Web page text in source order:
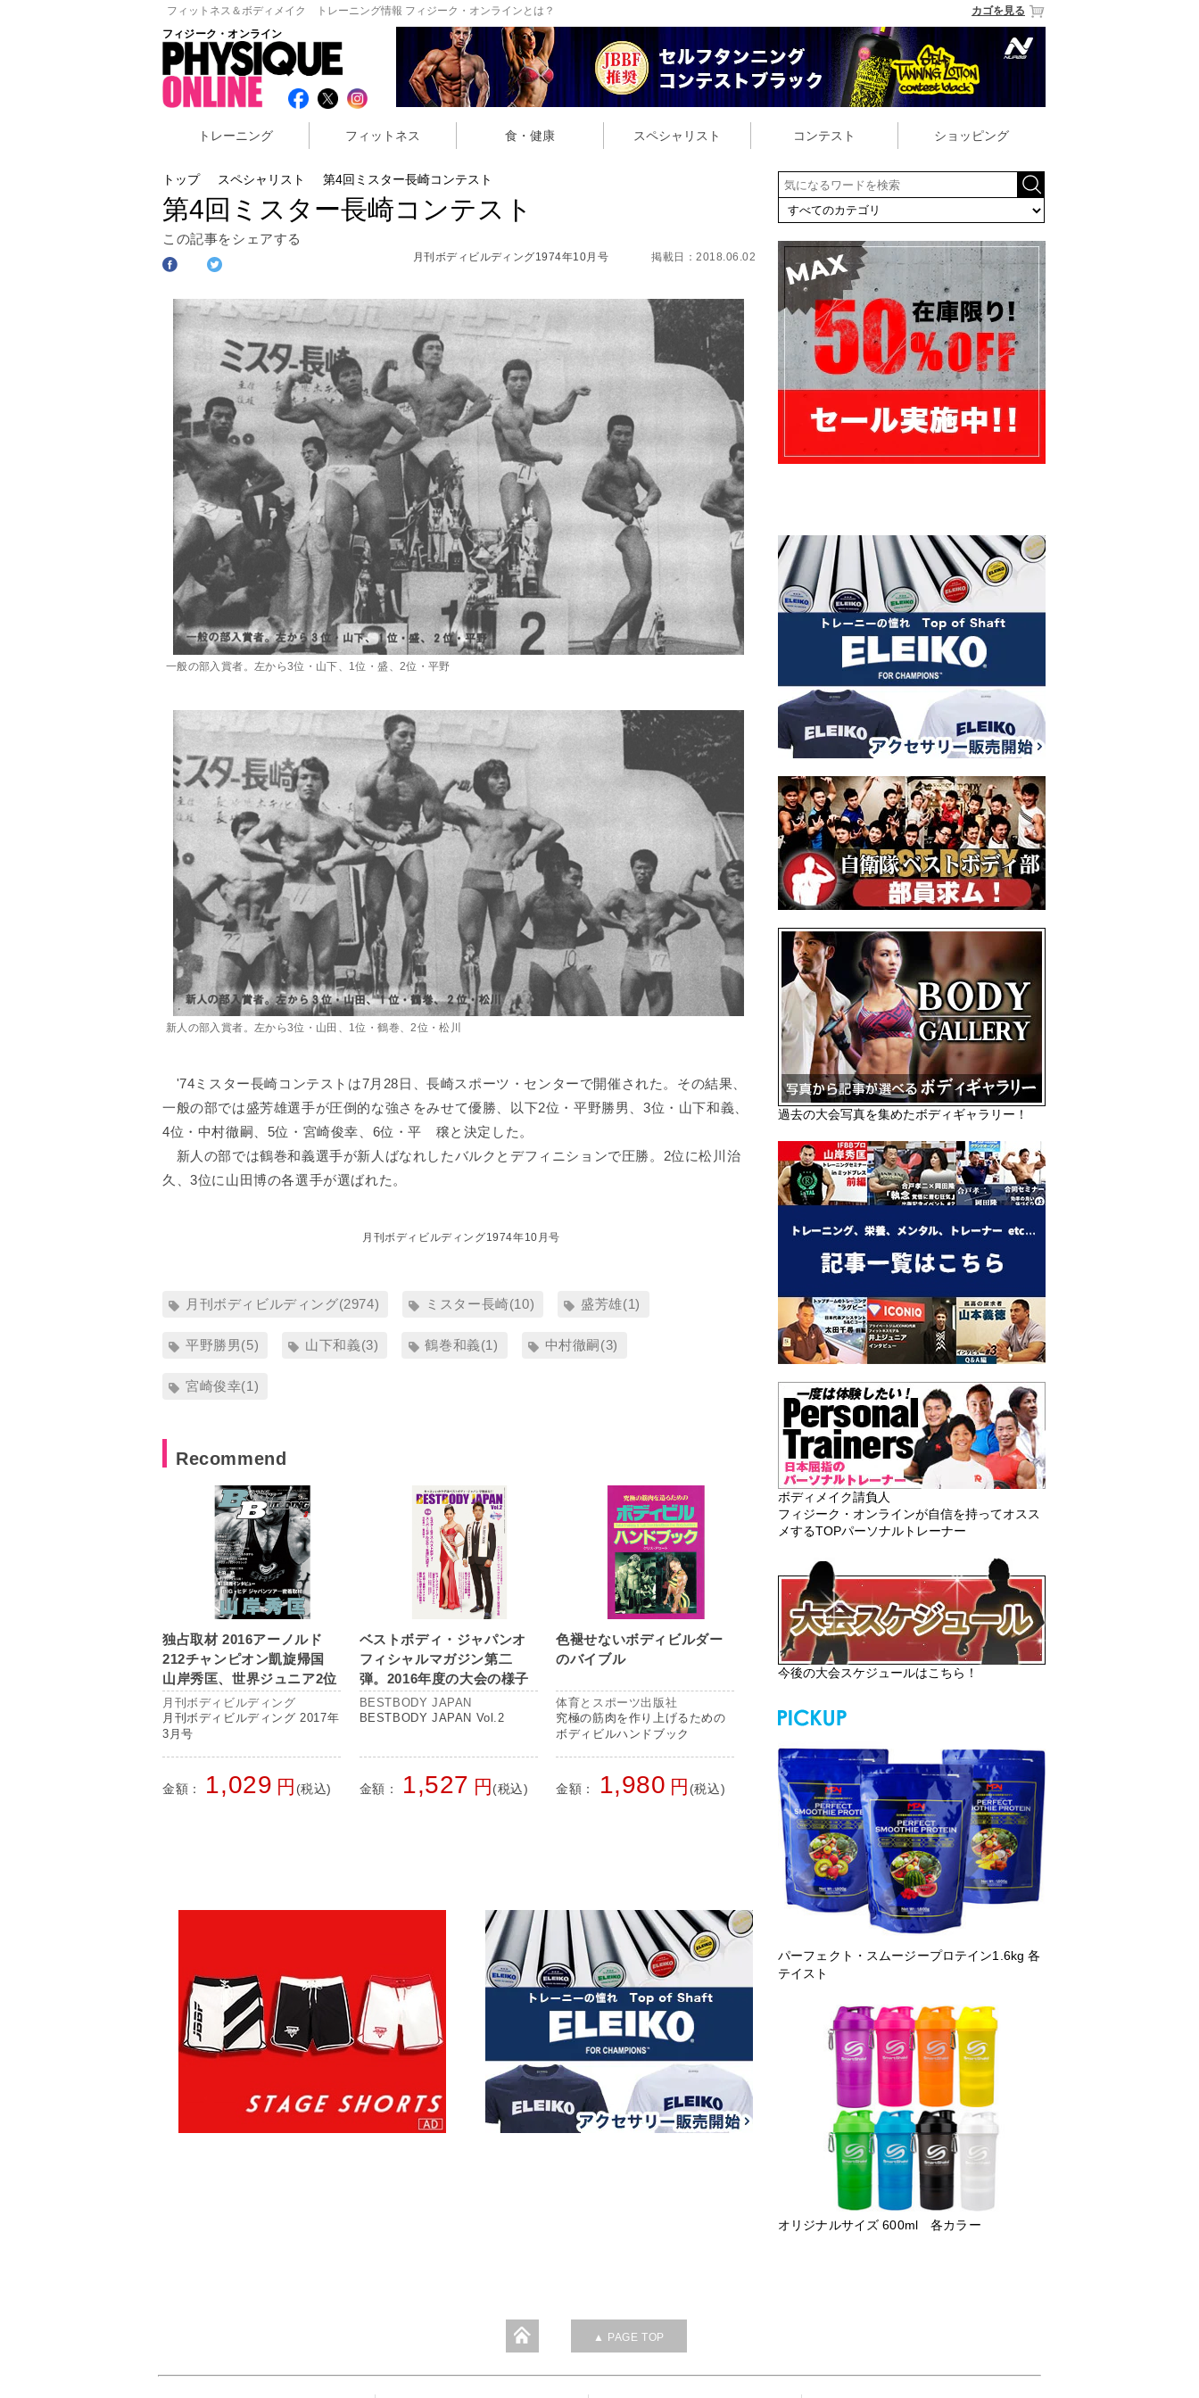
フィットネス＆ボディメイク トレーニング情報 フィジーク・オンラインとは？
カゴを見る
フィジーク・オンライン
トレーニング フィットネス 食・健康 スペシャリスト コンテスト ショッピング
過去の大会写真を集めたボディギャラリー！
ボディメイク請負人
フィジーク・オンラインが自信を持ってオスス
メするTOPパーソナルトレーナー
今後の大会スケジュールはこちら！
パーフェクト・スムージープロテイン1.6kg 各
テイスト
オリジナルサイズ 600ml 各カラー
トップ スペシャリスト 第4回ミスター長崎コンテスト
第4回ミスター長崎コンテスト
この記事をシェアする
月刊ボディビルディング1974年10月号 掲載日：2018.06.02
一般の部入賞者。左から3位・山下、1位・盛、2位・平野
新人の部入賞者。左から3位・山田、1位・鶴巻、2位・松川
'74ミスター長崎コンテストは7月28日、長崎スポーツ・センターで開催された。その結果、
一般の部では盛芳雄選手が圧倒的な強さをみせて優勝、以下2位・平野勝男、3位・山下和義、
4位・中村徹嗣、5位・宮崎俊幸、6位・平 穣と決定した。
新人の部では鶴巻和義選手が新人ばなれしたバルクとデフィニションで圧勝。2位に松川治
久、3位に山田博の各選手が選ばれた。
月刊ボディビルディング1974年10月号
月刊ボディビルディング(2974) ミスター長崎(10) 盛芳雄(1)
平野勝男(5) 山下和義(3) 鶴巻和義(1) 中村徹嗣(3)
宮崎俊幸(1)
Recommend
独占取材 2016アーノルド
212チャンピオン凱旋帰国
山岸秀匡、世界ジュニア2位
横川尚隆 ほか
月刊ボディビルディング
月刊ボディビルディング 2017年
3月号
金額： 1,029 円 (税込)
ベストボディ・ジャパンオ
フィシャルマガジン第二
弾。2016年度の大会の様子
を予選から日本大会まで全
て掲載！
BESTBODY JAPAN
BESTBODY JAPAN Vol.2
金額： 1,527 円 (税込)
色褪せないボディビルダー
のバイブル
体育とスポーツ出版社
究極の筋肉を作り上げるための
ボディビルハンドブック
金額： 1,980 円 (税込)
▲ PAGE TOP